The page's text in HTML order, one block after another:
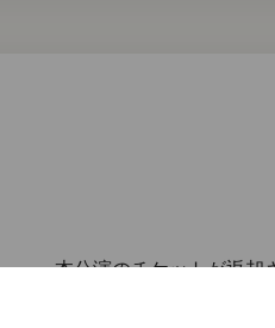
本公演のチケットが返却